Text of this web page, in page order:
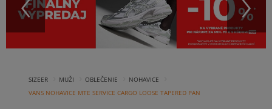
SIZEER MUŽI OBLEČENIE NOHAVICE
VANS NOHAVICE MTE SERVICE CARGO LOOSE TAPERED PAN